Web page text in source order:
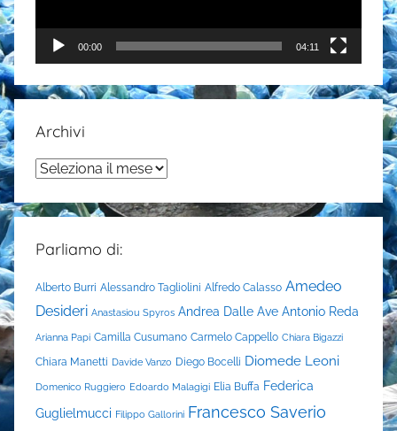
00:00 04:11
Archivi
Archivi
Parliamo di:
Alberto Burri Alessandro Tagliolini Alfredo Calasso Amedeo
Desideri Anastasiou Spyros Andrea Dalle Ave Antonio Reda
Arianna Papi Camilla Cusumano Carmelo Cappello Chiara Bigazzi
Chiara Manetti Davide Vanzo Diego Bocelli Diomede Leoni
Domenico Ruggiero Edoardo Malagigi Elia Buffa Federica
Guglielmucci Filippo Gallorini Francesco Saverio